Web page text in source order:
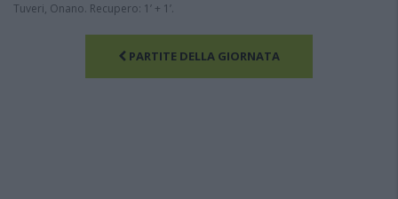
Tuveri, Onano. Recupero: 1’ + 1’.
PARTITE DELLA GIORNATA